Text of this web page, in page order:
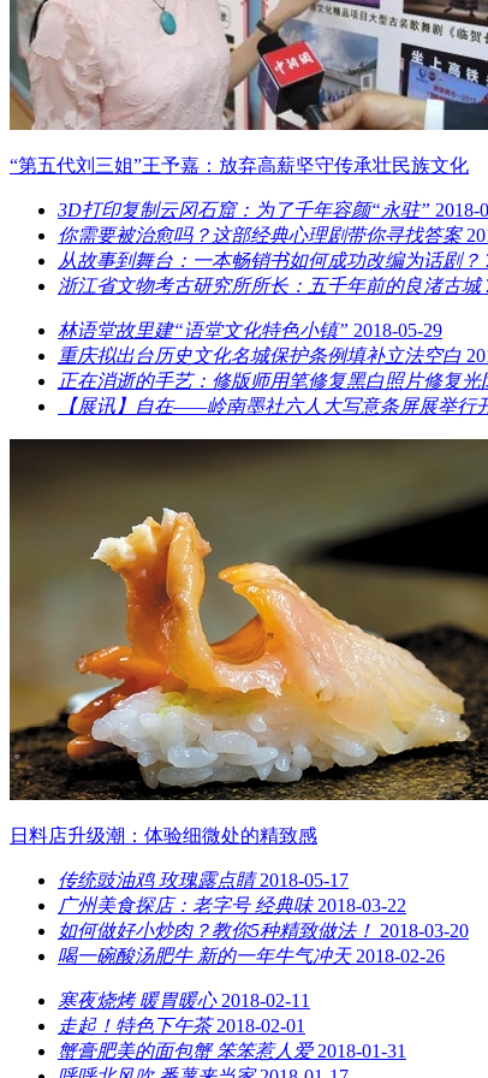
“第五代刘三姐”王予嘉：放弃高薪坚守传承壮民族文化
3D打印复制云冈石窟：为了千年容颜“永驻” 2018-
你需要被治愈吗？这部经典心理剧带你寻找答案
从故事到舞台：一本畅销书如何成功改编为话剧？
浙江省文物考古研究所所长：五千年前的良渚古城
林语堂故里建“语堂文化特色小镇” 2018-05-29
重庆拟出台历史文化名城保护条例填补立法空白
正在消逝的手艺：修版师用笔修复黑白照片修复光
【展讯】自在——岭南墨社六人大写意条屏展举行
日料店升级潮：体验细微处的精致感
传统豉油鸡 玫瑰露点睛 2018-05-17
广州美食探店：老字号 经典味 2018-03-22
如何做好小炒肉？教你5种精致做法！ 2018-03-20
喝一碗酸汤肥牛 新的一年牛气冲天 2018-02-26
寒夜烧烤 暖胃暖心 2018-02-11
走起！特色下午茶 2018-02-01
蟹膏肥美的面包蟹 笨笨惹人爱 2018-01-31